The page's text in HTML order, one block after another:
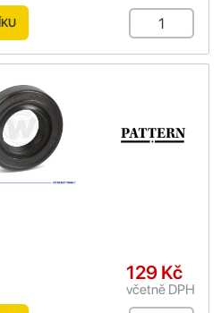
129 Kč
včetně DPH